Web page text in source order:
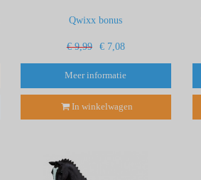
Qwixx bonus
€ 9,99 € 7,08
Meer informatie
In winkelwagen